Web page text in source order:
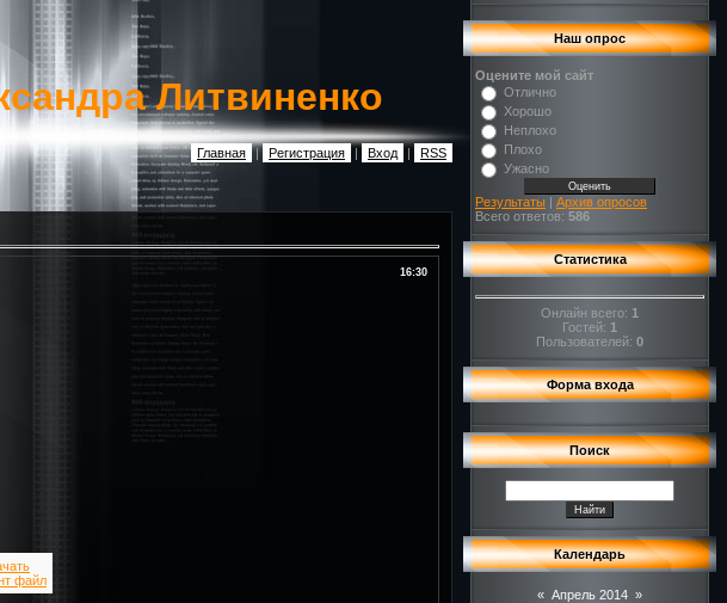
Литвиненко
Главная | Регистрация | Вход | RSS
16:30
файл
Наш опрос
Оцените мой сайт
Отлично
Хорошо
Неплохо
Плохо
Ужасно
Результаты | Архив опросов
Всего ответов: 586
Статистика
Онлайн всего: 1
Гостей: 1
Пользователей: 0
Форма входа
Поиск
Календарь
« Апрель 2014 »